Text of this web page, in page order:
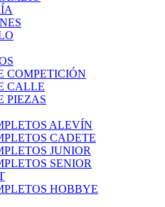
COMPETICIÓN
CALLE
PIEZAS
ALEVÍN
CADETE
JUNIOR
SENIOR
HOBBYE